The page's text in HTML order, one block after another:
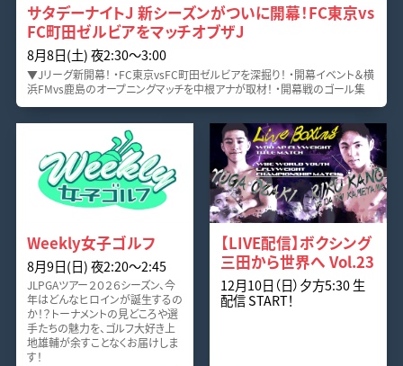
サタデーナイトJ 新シーズンがついに開幕！FC東京vs
FC町田ゼルビアをマッチオブザJ
8月8日(土) 夜2:30〜3:00
▼Jリーグ新開幕！ ・FC東京vsFC町田ゼルビアを深掘り！ ・開幕イベント＆横
浜FMvs鹿島のオープニングマッチを中根アナが取材！ ・開幕戦のゴール集
Weekly女子ゴルフ
8月9日(日) 夜2:20〜2:45
JLPGAツアー２０２６シーズン、今
年はどんなヒロインが誕生するの
か！？トーナメントの見どころや選
手たちの魅力を、ゴルフ大好き上
地雄輔が余すことなくお届けしま
す！
【LIVE配信】ボクシング
三田から世界へ Vol.23
12月10日（日）夕方5:30 生
配信 START！